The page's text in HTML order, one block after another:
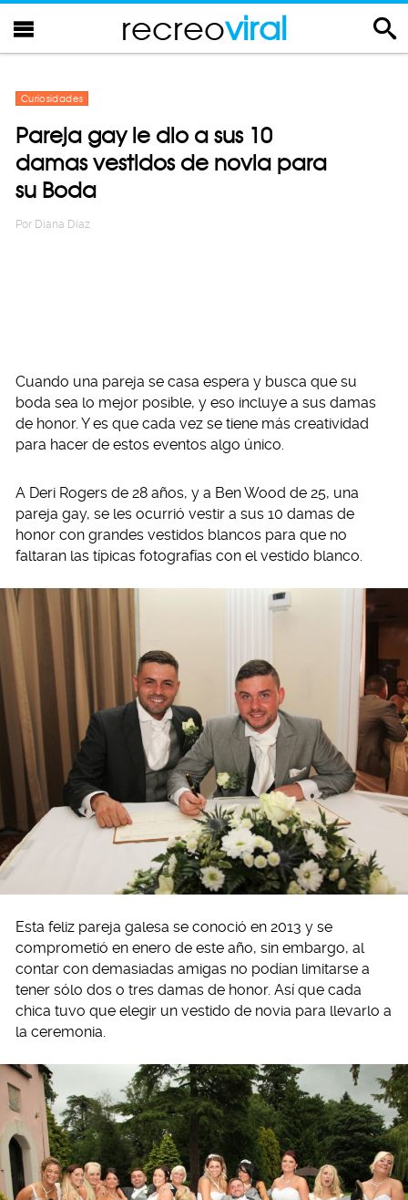
recreoviral
Curiosidades
Pareja gay le dio a sus 10
damas vestidos de novia para
su Boda
Por Diana Diaz
Cuando una pareja se casa espera y busca que su
boda sea lo mejor posible, y eso incluye a sus damas
de honor. Y es que cada vez se tiene más creatividad
para hacer de estos eventos algo único.
A Deri Rogers de 28 años, y a Ben Wood de 25, una
pareja gay, se les ocurrió vestir a sus 10 damas de
honor con grandes vestidos blancos para que no
faltaran las típicas fotografías con el vestido blanco.
Esta feliz pareja galesa se conoció en 2013 y se
comprometió en enero de este año, sin embargo, al
contar con demasiadas amigas no podían limitarse a
tener sólo dos o tres damas de honor. Así que cada
chica tuvo que elegir un vestido de novia para llevarlo a
la ceremonia.